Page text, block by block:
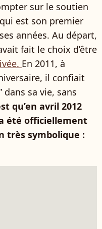
sur le soutien
est son premier
années. Au départ,
fait le choix d’être
En 2011, à
il confiait
dans sa vie, sans
qu’en avril 2012
été officiellement
très symbolique :